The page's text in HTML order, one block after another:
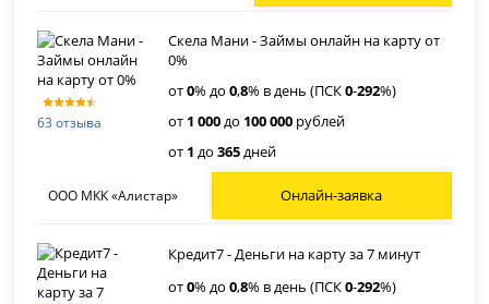
63 отзыва
Скела Мани - Займы онлайн на карту от
0%
от0% до0,8% в день (ПСК0-292%)
от 1 000до 100 000 рублей
от 1 до365дней
ООО МКК «Алистар» Онлайн-заявка
Кредит7 - Деньги на карту за 7 минут
от0% до0,8% в день (ПСК0-292%)